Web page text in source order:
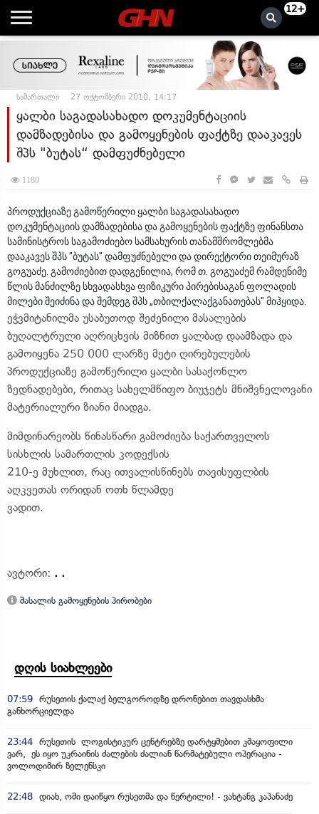
12+
სამართალი 27 ოქტომბერი 2010, 14:17
ყალბი საგადასახადო დოკუმენტაციის
დამზადებისა და გამოყენების ფაქტზე დააკავეს
შპს "ბუტას“ დამფუძნებელი
1180
პროდუქციაზე გამოწერილი ყალბი საგადასახადო
დოკუმენტაციის დამზადებისა და გამოყენების ფაქტზე ფინანსთა
სამინისტროს საგამოძიებო სამსახურის თანამშრომლებმა
დააკავეს შპს "ბუტას" დამფუძნებელი და დირექტორი თეიმურაზ
გოგუაძე. გამოძიებით დადგენილია, რომ თ. გოგუაძემ რამდენიმე
წლის მანძილზე სხვადასხვა ფიზიკური პირებისაგან ფოლადის
მილები შეიძინა და შემდეგ შპს „თბილქალაქგანათებას" მიჰყიდა.
ეჭვმიტანილმა უსაბუთოდ შეძენილი მასალების
ბუღალტრული აღრიცხვის მიზნით ყალბად დაამზადა და
გამოიყენა 250 000 ლარზე მეტი ღირებულების
პროდუქციაზე გამოწერილი ყალბი სასაქონლო
ზედნადებები, რითაც სახელმწიფო ბიუჯეტს მნიშვნელოვანი
მატერიალური ზიანი მიადგა.
მიმდინარეობს წინასწარი გამოძიება საქართველოს
სისხლის სამართლის კოდექსის
210-ე მუხლით, რაც ითვალისწინებს თავისუფლბის
აღკვეთას ორიდან ოთხ წლამდე
ვადით.
ავტორი: . .
მასალის გამოყენების პირობები
დღის სიახლეები
07:59 რუსეთის ქალაქ ბელგოროდზე დრონებით თავდასხმა
განხორციელდა
23:44 რუსეთის ლოგისტიკურ ცენტრებზე დარტყმებით კმაყოფილი
ვარ, ეს იყო უკრაინის ძალების ძალიან წარმატებული ოპერაცია -
ვოლოდიმირ ზელენსკი
22:48 დიახ, ომი დაიწყო რუსეთმა და წერტილი! - ვახტანგ კაპანაძე